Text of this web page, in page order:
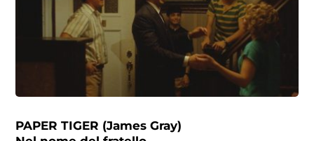
PAPER TIGER (James Gray)